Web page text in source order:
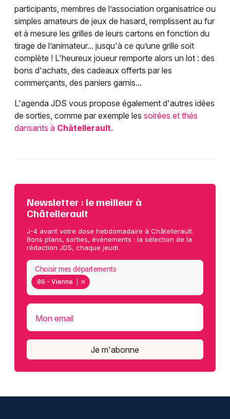
participants, membres de l’association organisatrice ou
simples amateurs de jeux de hasard, remplissent au fur
et à mesure les grilles de leurs cartons en fonction du
tirage de l’animateur... jusqu'à ce qu’une grille soit
complète ! L'heureux joueur remporte alors un lot : des
bons d'achats, des cadeaux offerts par les
commerçants, des paniers garnis...
L'agenda JDS vous propose également d'autres idées
de sorties, comme par exemple les soirées et thés
dansants à Châtellerault.
Newsletter : le meilleur à
Châtellerault
J-4 avant votre dose hebdomadaire à Châtellerault.
Bons plans, sorties, événements : la sélection de la
rédaction JDS, chaque jeudi.
86 - Vienne
Choisir mes départements
Mon email
Je m'abonne